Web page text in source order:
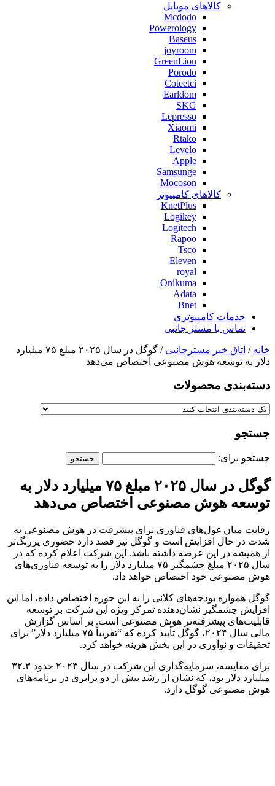
کالاهای موبایل
Mcdodo
Powerology
Baseus
joyroom
GreenLion
Porodo
Coteetci
Earldom
SKG
Lepresso
Xiaomi
Rtako
Levelo
Apple
Samsunge
Mocoson
کالاهای کامپیوتر
KnetPlus
Logikey
Logitech
Rapoo
Tsco
Eleven
royal
Onikuma
Adata
Bnet
خدمات کامپیوتری
تماس با مستر جانبی
خانه / اتاق خبر مسترجانبی
/ گوگل در سال ۲۰۲۵ مبلغ ۷۵ میلیارد
دلار به توسعه هوش مصنوعی اختصاص می‌دهد
دسته‌بندی‌ محصولات
جستجو
جستجو برای:
گوگل در سال ۲۰۲۵ مبلغ ۷۵ میلیارد دلار به
توسعه هوش مصنوعی اختصاص می‌دهد
رقابت میان غول‌های فناوری برای پیشرفت در هوش مصنوعی به
شدت در حال افزایش است و گوگل نیز قصد دارد حضوری پررنگ‌تر
از همیشه در این عرصه داشته باشد. این شرکت اعلام کرده که در
سال ۲۰۲۵ مبلغ چشمگیر ۷۵ میلیارد دلار را به توسعه فناوری‌های
هوش مصنوعی خود اختصاص خواهد داد.
گوگل همواره بودجه‌های کلانی را به این حوزه اختصاص داده، اما این
افزایش چشمگیر نشان‌دهنده تمرکز ویژه این شرکت بر توسعه
قابلیت‌های پیشرفته‌تر هوش مصنوعی است. بر اساس گزارش
مالی سال ۲۰۲۴، گوگل تأیید کرده که “تقریباً ۷۵ میلیارد دلار” برای
تحقیقات و نوآوری در این بخش هزینه خواهد کرد.
برای مقایسه، سرمایه‌گذاری این شرکت در سال ۲۰۲۳ حدود ۳۲.۳
میلیارد دلار بود، که نشان از رشد بیش از دو برابری در برنامه‌های
هوش مصنوعی گوگل دارد.